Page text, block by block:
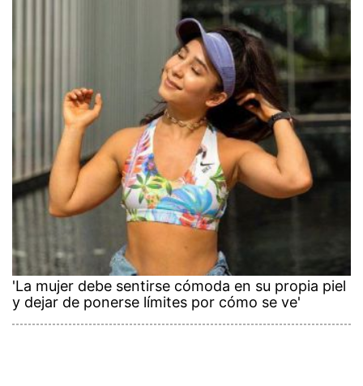
'La mujer debe sentirse cómoda en su propia piel
y dejar de ponerse límites por cómo se ve'